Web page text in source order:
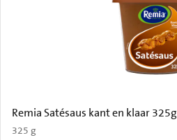
Remia Satésaus kant en klaar 325g
325 g